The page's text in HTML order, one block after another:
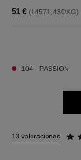
51 € (14571,43€/KG)
104 - PASSION
13 valoraciones